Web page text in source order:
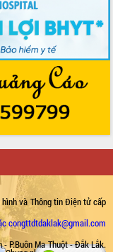
hình và Thông tin Điện tử cấp
P.Buôn Ma Thuột - Đắk Lắk.
congttdtdaklak@gmail.com